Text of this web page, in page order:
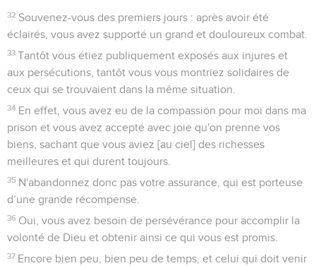
32 Souvenez-vous des premiers jours : après avoir été
éclairés, vous avez supporté un grand et douloureux combat.
33 Tantôt vous étiez publiquement exposés aux injures et
aux persécutions, tantôt vous vous montriez solidaires de
ceux qui se trouvaient dans la même situation.
34 En effet, vous avez eu de la compassion pour moi dans ma
prison et vous avez accepté avec joie qu'on prenne vos
biens, sachant que vous aviez [au ciel] des richesses
meilleures et qui durent toujours.
35 N'abandonnez donc pas votre assurance, qui est porteuse
d’une grande récompense.
36 Oui, vous avez besoin de persévérance pour accomplir la
volonté de Dieu et obtenir ainsi ce qui vous est promis.
37 Encore bien peu, bien peu de temps, et celui qui doit venir